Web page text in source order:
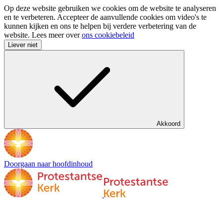
Op deze website gebruiken we cookies om de website te analyseren
en te verbeteren. Accepteer de aanvullende cookies om video's te
kunnen kijken en ons te helpen bij verdere verbetering van de
website. Lees meer overons cookiebeleid
Liever niet
Akkoord
Doorgaan naar hoofdinhoud